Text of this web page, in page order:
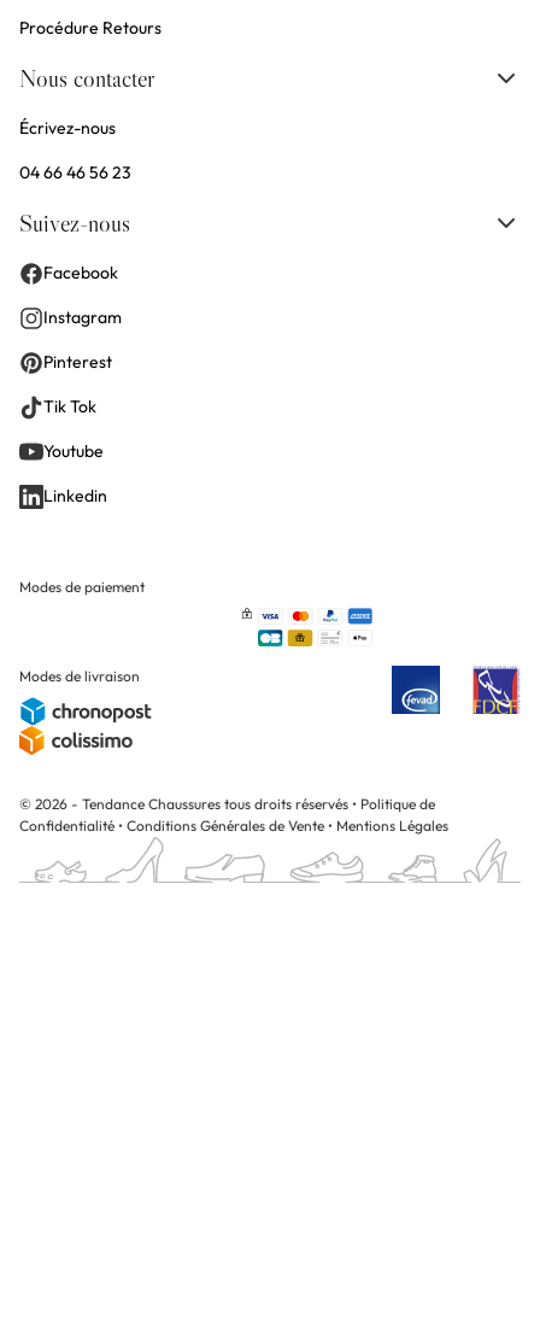
Procédure Retours
Nous contacter
Écrivez-nous
04 66 46 56 23
Suivez-nous
Facebook
Instagram
Pinterest
Tik Tok
Youtube
Linkedin
Modes de paiement
Modes de livraison
© 2026 - Tendance Chaussures tous droits réservés • Politique de
Confidentialité • Conditions Générales de Vente • Mentions Légales